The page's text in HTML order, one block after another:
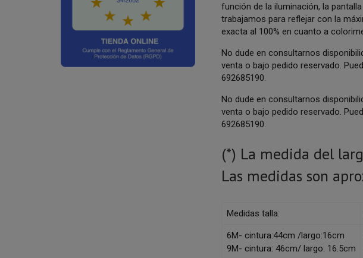
función de la iluminación, la
trabajamos para reflejar con la
exacta al 100% en cuanto a
No dude en consultarnos
venta o bajo pedido reservado.
692685190.
No dude en consultarnos
venta o bajo pedido reservado.
692685190.
(*) La medida del
Las medidas son
Medidas talla:
6M- cintura:44cm /largo:16cm
9M- cintura: 46cm/ largo: 16.5cm